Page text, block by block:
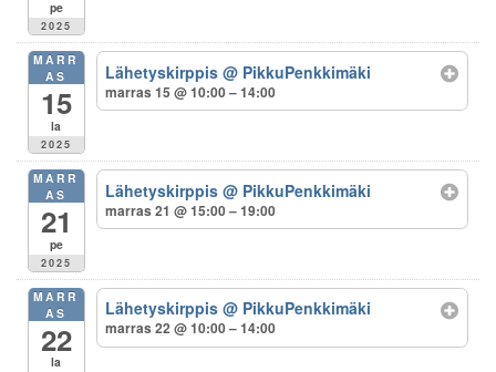
pe
2025
MARR
AS
15
la
2025
Lähetyskirppis@ PikkuPenkkimäki
marras 15 @ 10:00 – 14:00
MARR
AS
21
pe
2025
Lähetyskirppis@ PikkuPenkkimäki
marras 21 @ 15:00 – 19:00
MARR
AS
22
la
Lähetyskirppis@ PikkuPenkkimäki
marras 22 @ 10:00 – 14:00